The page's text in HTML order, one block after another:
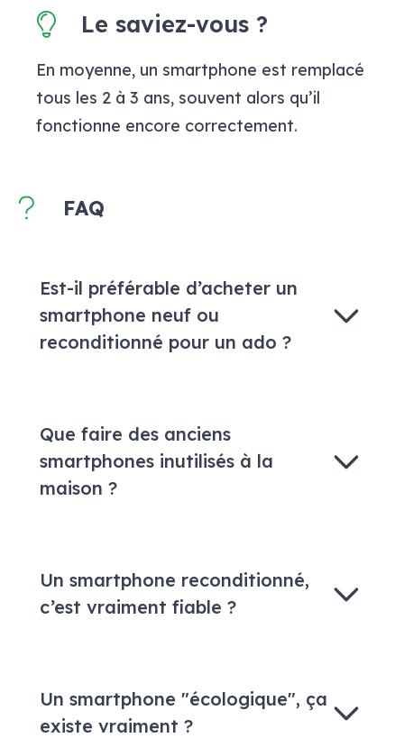
Le saviez-vous ?
En moyenne, un smartphone est remplacé
tous les 2 à 3 ans, souvent alors qu’il
fonctionne encore correctement.
FAQ
Est-il préférable d’acheter un
smartphone neuf ou
reconditionné pour un ado ?
Que faire des anciens
smartphones inutilisés à la
maison ?
Un smartphone reconditionné,
c’est vraiment fiable ?
Un smartphone "écologique", ça
existe vraiment ?